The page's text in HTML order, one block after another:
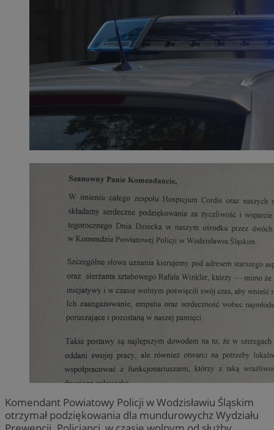
Komendant Powiatowy Policji w Wodzisławiu Śląskim
otrzymał podziękowania dla mundurowychz Wydziału